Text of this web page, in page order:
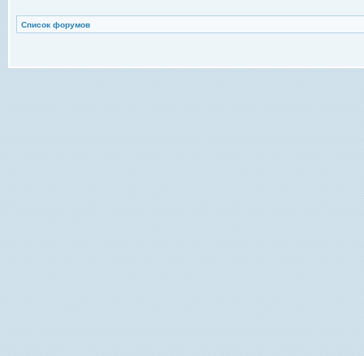
Список форумов